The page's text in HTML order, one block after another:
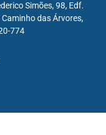
Simões, 98, Edf.
das Árvores,
774